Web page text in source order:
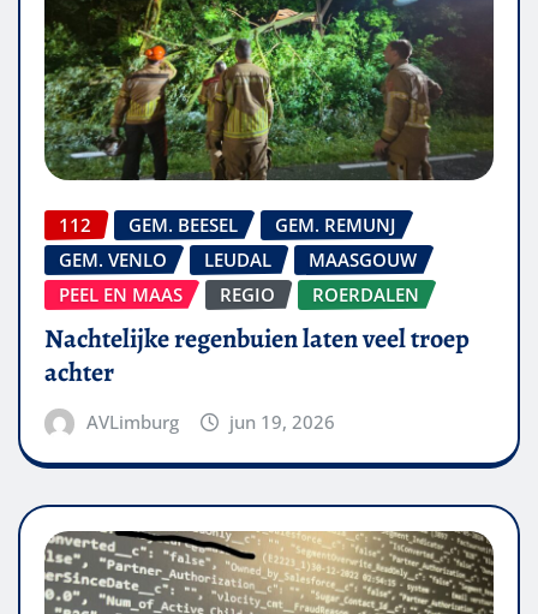
112 GEM. BEESEL
GEM. REMUNJ
GEM. VENLO
LEUDAL
MAASGOUW
PEEL EN MAAS
REGIO ROERDALEN
Nachtelijke regenbuien laten veel troep
achter
AVLimburg jun 19, 2026